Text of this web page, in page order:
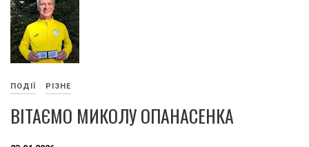
ПОДІЇ РІЗНЕ
ВІТАЄМО МИКОЛУ ОПАНАСЕНКА